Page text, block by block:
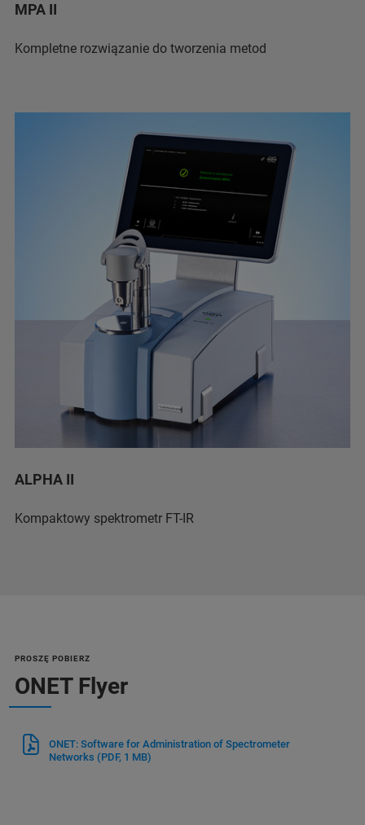
MPA II
Kompletne rozwiązanie do tworzenia metod
ALPHA II
Kompaktowy spektrometr FT-IR
PROSZĘ POBIERZ
ONET Flyer
ONET: Software for Administration of Spectrometer
Networks (PDF, 1 MB)